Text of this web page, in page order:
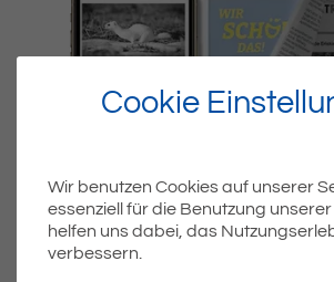
Dateiname MIBLA-
Cookie
Wir benutzen Cookies auf unserer
essenziell für die Benutzung
helfen uns dabei, das
verbessern.